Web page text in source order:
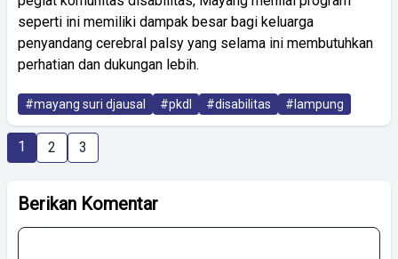
seperti ini memiliki dampak besar bagi keluarga
penyandang cerebral palsy yang selama ini membutuhkan
perhatian dan dukungan lebih.
#mayang suri djausal #pkdl #disabilitas #lampung
1 2 3
Berikan Komentar